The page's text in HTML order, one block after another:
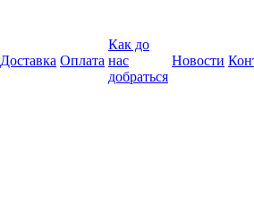
Доставка Оплата
Как до
нас
добраться
Новости